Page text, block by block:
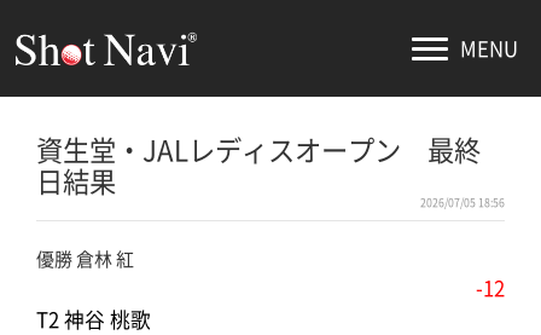
MENU
資生堂・JALレディスオープン 最終
日結果
2026/07/05 18:56
優勝 倉林 紅
-12
T2 神谷 桃歌